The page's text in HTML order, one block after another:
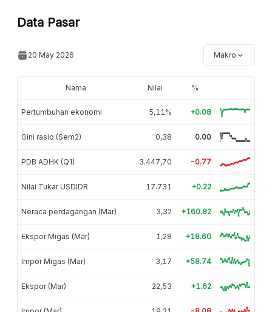
Data Pasar
20 May 2026 Makro
Nama Nilai %
Pertumbuhan ekonomi 5,11% +0.08
Gini rasio (Sem2) 0,38 0.00
PDB ADHK (Q1) 3.447,70 -0.77
Nilai Tukar USDIDR 17.731 +0.22
Neraca perdagangan (Mar) 3,32 +160.82
Ekspor Migas (Mar) 1,28 +18.60
Impor Migas (Mar) 3,17 +58.74
Ekspor (Mar) 22,53 +1.62